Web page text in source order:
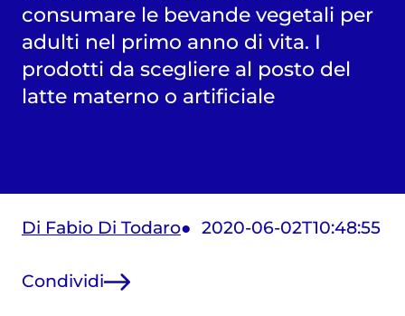
consumare le bevande vegetali per
adulti nel primo anno di vita. I
prodotti da scegliere al posto del
latte materno o artificiale
Di Fabio Di Todaro 2020-06-02T10:48:55
Condividi